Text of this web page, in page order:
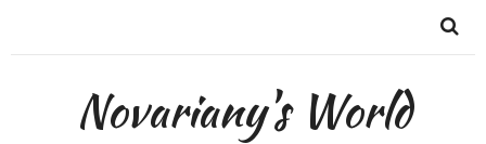
Novariany's World